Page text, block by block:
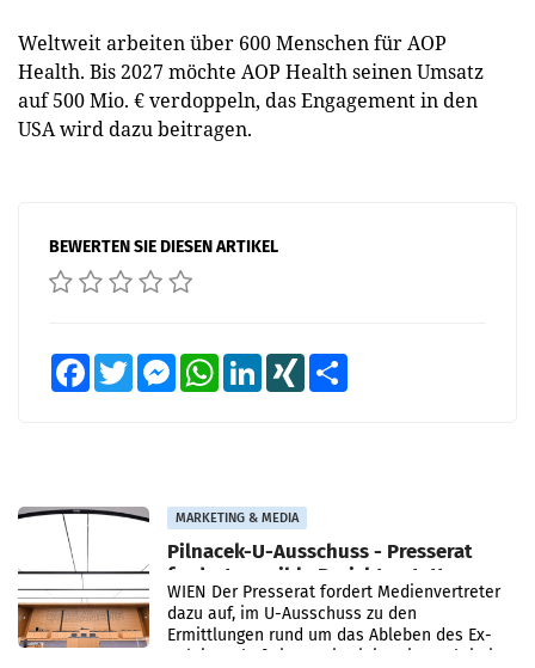
Weltweit arbeiten über 600 Menschen für AOP
Health. Bis 2027 möchte AOP Health seinen Umsatz
auf 500 Mio. € verdoppeln, das Engagement in den
USA wird dazu beitragen.
BEWERTEN SIE DIESEN ARTIKEL
FacebookTwitter MessengerWhatsAppLinkedInXING
MARKETING & MEDIA
Pilnacek-U-Ausschuss - Presserat
fordert sensible Berichterstattung
WIEN Der Presserat fordert Medienvertreter
dazu auf, im U-Ausschuss zu den
Ermittlungen rund um das Ableben des Ex-
Sektionschefs im Justizministerium, Christian